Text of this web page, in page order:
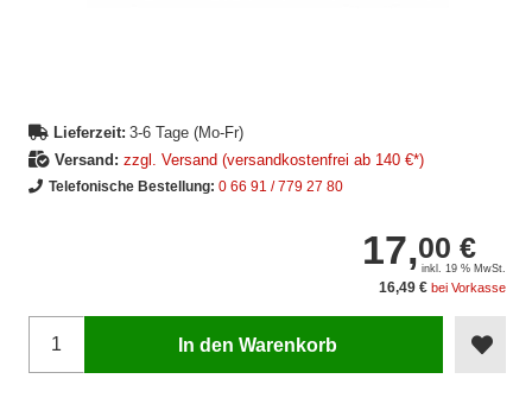
Lieferzeit: 3-6 Tage (Mo-Fr)
Versand: zzgl. Versand (versandkostenfrei ab 140 €*)
Telefonische Bestellung: 0 66 91 / 779 27 80
17,00 €
inkl. 19 % MwSt.
16,49 € bei Vorkasse
In den Warenkorb